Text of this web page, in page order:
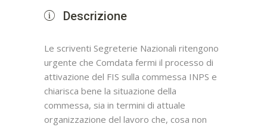
Descrizione
Le scriventi Segreterie Nazionali ritengono
urgente che Comdata fermi il processo di
attivazione del FIS sulla commessa INPS e
chiarisca bene la situazione della
commessa, sia in termini di attuale
organizzazione del lavoro che, cosa non